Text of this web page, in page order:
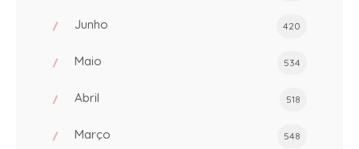
Junho 420
Maio 534
Abril 518
Março 548